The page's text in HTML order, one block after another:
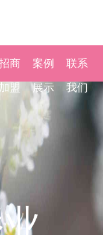
商
加盟
案例
展示
联系
我们